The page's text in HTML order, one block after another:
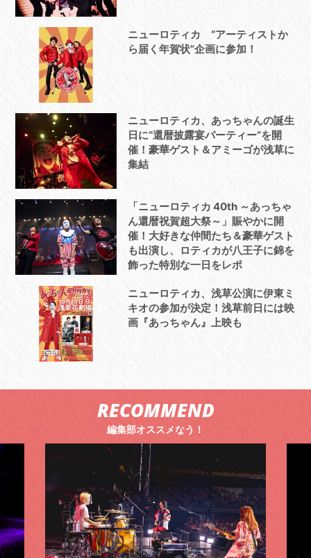
ニューロティカ “アーティストか
ら届く年賀状”企画に参加！
ニューロティカ、あっちゃんの誕生
日に“還暦披露宴パーティー”を開
催！豪華ゲスト＆アミーゴが浅草に
集結
「ニューロティカ 40th ～あっちゃ
ん還暦祝賀超大祭～」賑やかに開
催！大好きな仲間たち＆豪華ゲスト
も出演し、ロティカが八王子に錦を
飾った特別な一日をレポ
ニューロティカ、浅草公演に伊東ミ
キオの参加が決定！浅草前日には映
画『あっちゃん』上映も
RECOMMEND
編集部オススメなう！